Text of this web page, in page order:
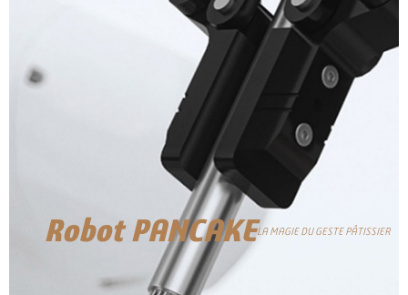
Robot PANCAKELA MAGIE DU GESTE PÂTISSIER